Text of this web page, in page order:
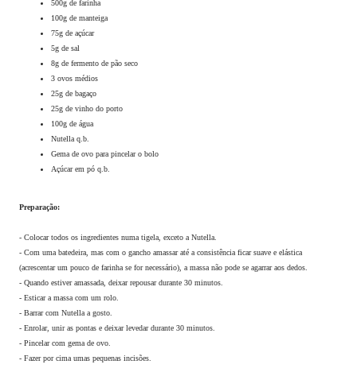
500g de farinha
100g de manteiga
75g de açúcar
5g de sal
8g de fermento de pão seco
3 ovos médios
25g de bagaço
25g de vinho do porto
100g de água
Nutella q.b.
Gema de ovo para pincelar o bolo
Açúcar em pó q.b.
Preparação:
- Colocar todos os ingredientes numa tigela, exceto a Nutella.
- Com uma batedeira, mas com o gancho amassar até a consistência ficar suave e elástica
(acrescentar um pouco de farinha se for necessário), a massa não pode se agarrar aos dedos.
- Quando estiver amassada, deixar repousar durante 30 minutos.
- Esticar a massa com um rolo.
- Barrar com Nutella a gosto.
- Enrolar, unir as pontas e deixar levedar durante 30 minutos.
- Pincelar com gema de ovo.
- Fazer por cima umas pequenas incisões.